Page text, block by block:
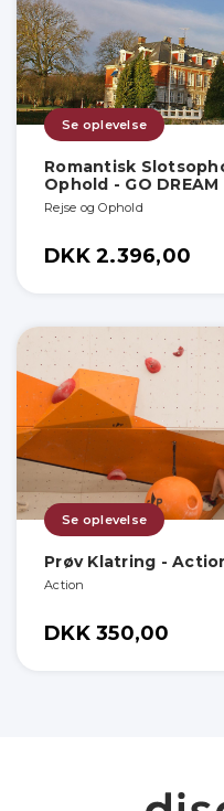
Se oplevelse
Romantisk
Ophold - GO DREAM
Rejse og Ophold
DKK 2.396,00
Se oplevelse
Prøv Klatring -
Action
DKK 350,00